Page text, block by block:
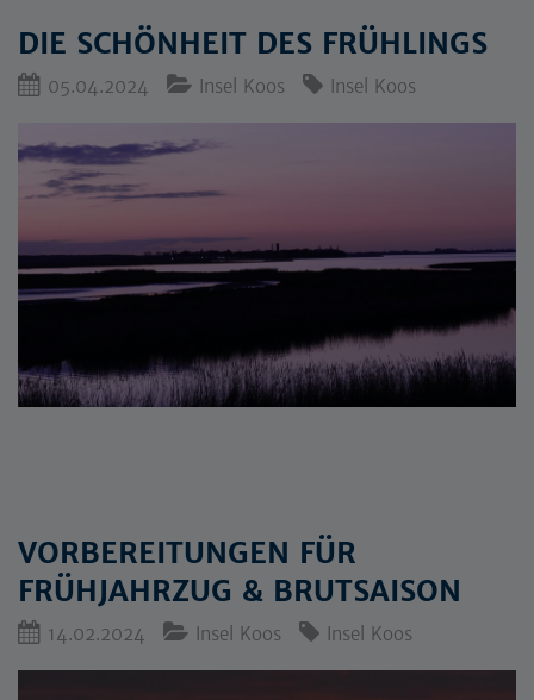
DIE SCHÖNHEIT DES FRÜHLINGS
05.04.2024 Insel Koos Insel Koos
VORBEREITUNGEN FÜR
FRÜHJAHRZUG & BRUTSAISON
14.02.2024 Insel Koos Insel Koos